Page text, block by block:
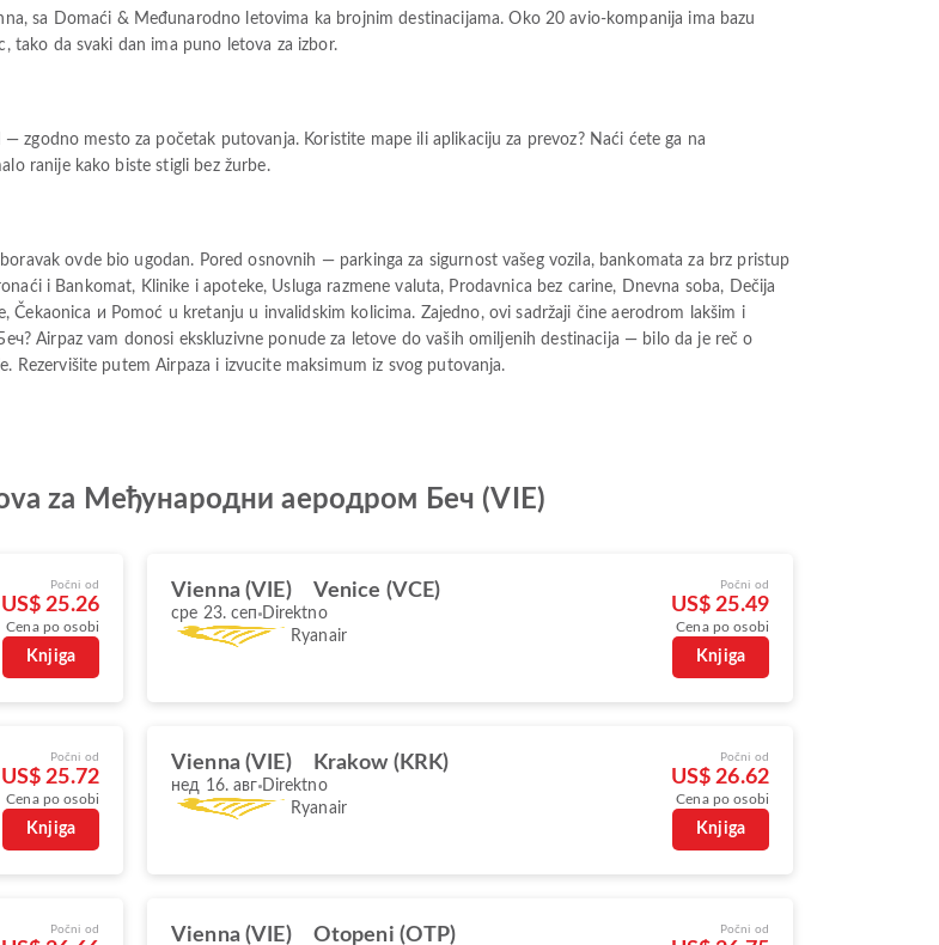
sa Domaći & Međunarodno letovima ka brojnim destinacijama. Oko 20 avio-kompanija ima bazu
tako da svaki dan ima puno letova za izbor.
zgodno mesto za početak putovanja. Koristite mape ili aplikaciju za prevoz? Naći ćete ga na
ranije kako biste stigli bez žurbe.
ovde bio ugodan. Pored osnovnih — parkinga za sigurnost vašeg vozila, bankomata za brz pristup
i Bankomat, Klinike i apoteke, Usluga razmene valuta, Prodavnica bez carine, Dnevna soba, Dečija
Čekaonica и Pomoć u kretanju u invalidskim kolicima. Zajedno, ovi sadržaji čine aerodrom lakšim i
Airpaz vam donosi ekskluzivne ponude za letove do vaših omiljenih destinacija — bilo da je reč o
putem Airpaza i izvucite maksimum iz svog putovanja.
za Међународни аеродром Беч (VIE)
Počni od
US$ 25.26
Cena po osobi
Knjiga
Vienna (VIE) Venice (VCE)
сре 23. сеп Direktno
Ryanair
Počni od
US$ 25.49
Cena po osobi
Knjiga
Počni od
US$ 25.72
Cena po osobi
Knjiga
Vienna (VIE) Krakow (KRK)
нед 16. авг Direktno
Ryanair
Počni od
US$ 26.62
Cena po osobi
Knjiga
Počni od Vienna (VIE) Otopeni (OTP) Počni od